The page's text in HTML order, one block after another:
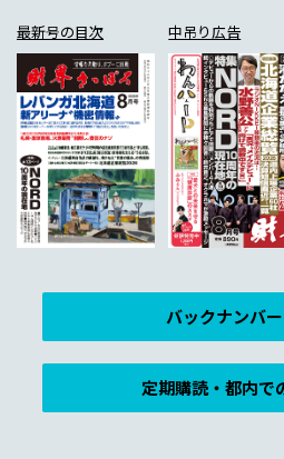
最新号の目次 中吊り広告
バックナンバ
定期購読・都内で